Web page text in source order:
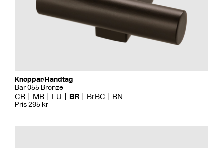
Knoppar/Handtag
Bar 055 Bronze
CR MB LU BR BrBC BN
Pris 295 kr